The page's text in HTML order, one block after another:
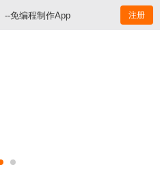
--免编程制作App 注册